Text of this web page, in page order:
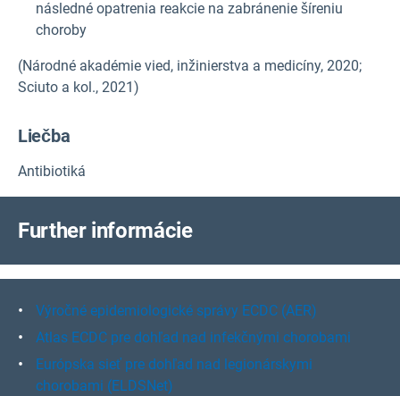
následné opatrenia reakcie na zabránenie šíreniu
choroby
(Národné akadémie vied, inžinierstva a medicíny, 2020;
Sciuto a kol., 2021)
Liečba
Antibiotiká
Further informácie
Výročné epidemiologické správy ECDC (AER)
Atlas ECDC pre dohľad nad infekčnými chorobami
Európska sieť pre dohľad nad legionárskymi
chorobami (ELDSNet)